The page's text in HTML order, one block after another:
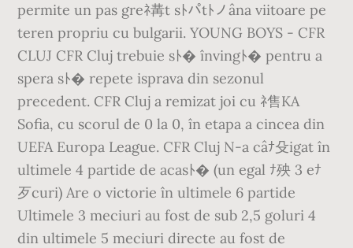
permite un pas greﾈ冓t sﾄパtﾄノâna viitoare pe
teren propriu cu bulgarii. YOUNG BOYS - CFR
CLUJ CFR Cluj trebuie sﾄ� învingﾄ� pentru a
spera sﾄ� repete isprava din sezonul
precedent. CFR Cluj a remizat joi cu ﾈ售KA
Sofia, cu scorul de 0 la 0, în etapa a cincea din
UEFA Europa League. CFR Cluj N-a câﾅ殳igat în
ultimele 4 partide de acasﾄ� (un egal ﾅ殃 3 eﾅ
歹curi) Are o victorie în ultimele 6 partide
Ultimele 3 meciuri au fost de sub 2,5 goluri 4
din ultimele 5 meciuri directe au fost de